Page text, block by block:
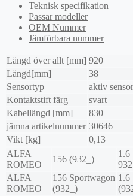
Teknisk specifikation
Passar modeller
OEM Nummer
Jämförbara nummer
Längd över allt [mm] 920
Längd[mm]
38
Sensortyp
aktiv sensor
Kontaktstift färg
svart
Kabellängd [mm]
830
jämna artikelnummer 30646
Vikt [kg]
0,13
ALFA
ROMEO
156 (932_)
1.6
ALFA
ROMEO
156 Sportwagon
(932_)
1.6